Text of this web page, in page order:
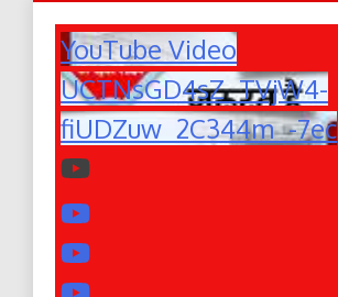
YouTube Video
UCTNsGD4sZ_TVjW4-
fiUDZuw_2C344m_-7ec